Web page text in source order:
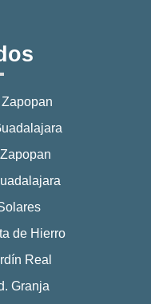
de Hierro
Real
Granja